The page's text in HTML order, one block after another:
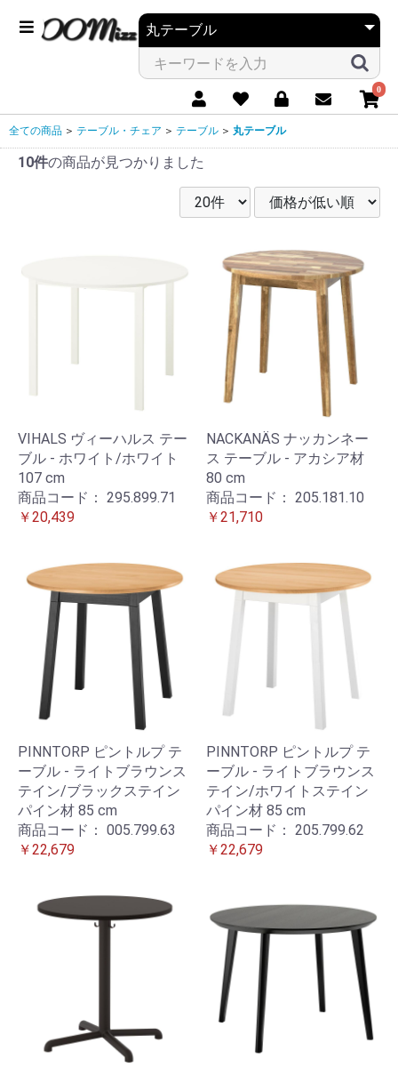
0
全ての商品 ＞ テーブル・チェア ＞ テーブル ＞ 丸テーブル
10件の商品が見つかりました
VIHALS ヴィーハルス テー
ブル - ホワイト/ホワイト
107 cm
商品コード： 295.899.71
￥20,439
NACKANÄS ナッカンネー
ス テーブル - アカシア材
80 cm
商品コード： 205.181.10
￥21,710
PINNTORP ピントルプ テ
ーブル - ライトブラウンス
テイン/ブラックステイン
パイン材 85 cm
商品コード： 005.799.63
￥22,679
PINNTORP ピントルプ テ
ーブル - ライトブラウンス
テイン/ホワイトステイン
パイン材 85 cm
商品コード： 205.799.62
￥22,679